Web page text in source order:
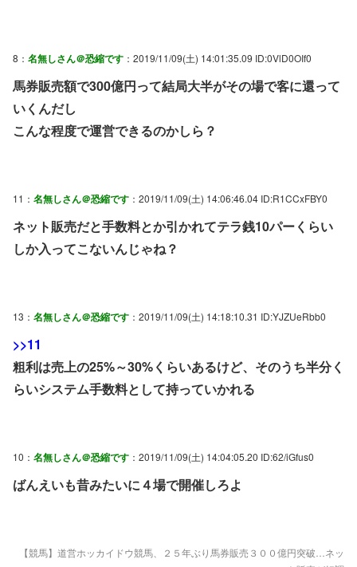
8： 名無しさん＠恐縮です ：2019/11/09(土) 14:01:35.09 ID:0VlD0OIf0
馬券販売額で300億円って結局大半がその場で客に還って
いくんだし
こんな程度で運営できるのかしら？
11： 名無しさん＠恐縮です ：2019/11/09(土) 14:06:46.04 ID:R1CCxFBY0
ネット販売だと手数料とか引かれてテラ銭10パーくらい
しか入ってこないんじゃね？
13： 名無しさん＠恐縮です ：2019/11/09(土) 14:18:10.31 ID:YJZUeRbb0
>>11
粗利は売上の25%～30%くらいあるけど、そのうち半分く
らいシステム手数料として持っていかれる
10： 名無しさん＠恐縮です ：2019/11/09(土) 14:04:05.20 ID:62/iGfus0
ばんえいも昔みたいに４場で開催しろよ
【競馬】道営ホッカイドウ競馬、２５年ぶり馬券販売３００億円突破…ネッ